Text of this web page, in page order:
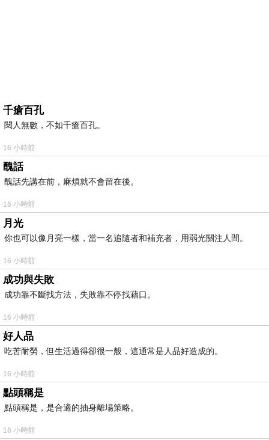
千瘡百孔
閱人無數，不如千瘡百孔。
16 小時前
醜話
醜話先講在前，麻煩就不會留在後。
16 小時前
月光
你也可以像月亮一樣，當一名追隨者和補充者，用弱光關注人間。
16 小時前
成功與失敗
成功靠不斷找方法，失敗靠不停找藉口。
16 小時前
好人品
吃苦耐勞，但生活過得卻很一般，這通常是人品好造成的。
16 小時前
點頭稱是
點頭稱是，是合適的抽身離場策略。
16 小時前